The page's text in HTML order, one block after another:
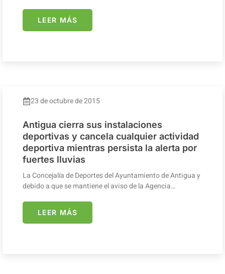
LEER MÁS
23 de octubre de 2015
Antigua cierra sus instalaciones
deportivas y cancela cualquier actividad
deportiva mientras persista la alerta por
fuertes lluvias
La Concejalía de Deportes del Ayuntamiento de Antigua y
debido a que se mantiene el aviso de la Agencia…
LEER MÁS